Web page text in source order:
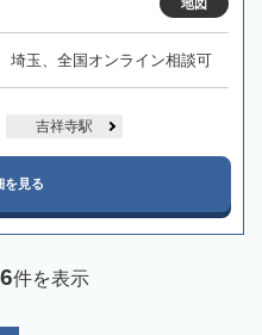
地図
埼玉、全国オンライン相談可
吉祥寺駅
を見る
件を表示